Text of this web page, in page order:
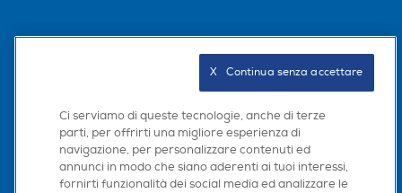
Scarica la nostra app
Ci serviamo di queste tecnologie, anche di terze
parti, per offrirti una migliore esperienza di
navigazione, per personalizzare contenuti ed
annunci in modo che siano aderenti ai tuoi interessi,
fornirti funzionalità dei social media ed analizzare le
X   Continua senza accettare